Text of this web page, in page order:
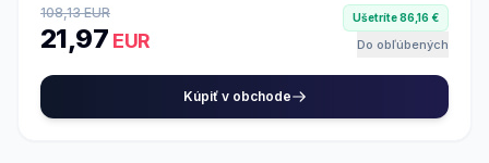
108,13 EUR
21,97 EUR
Ušetríte 86,16 €
Do obľúbených
Kúpiť v obchode